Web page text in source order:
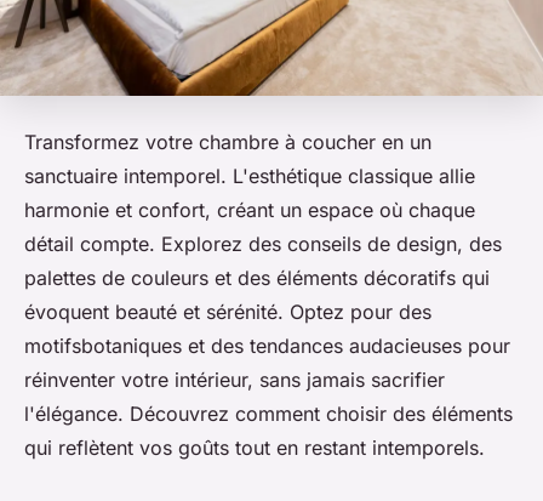
Transformez votre chambre à coucher en un
sanctuaire intemporel. L'esthétique classique allie
harmonie et confort, créant un espace où chaque
détail compte. Explorez des conseils de design, des
palettes de couleurs et des éléments décoratifs qui
évoquent beauté et sérénité. Optez pour des
motifsbotaniques et des tendances audacieuses pour
réinventer votre intérieur, sans jamais sacrifier
l'élégance. Découvrez comment choisir des éléments
qui reflètent vos goûts tout en restant intemporels.